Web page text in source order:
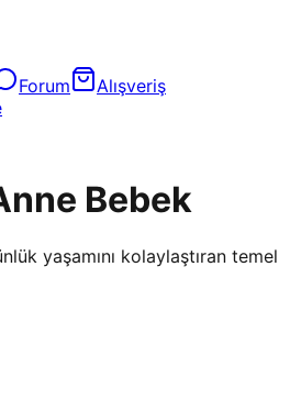
Forum
Alışveriş
Bebek
yaşamını kolaylaştıran temel